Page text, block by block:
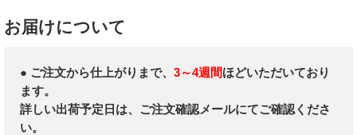
お届けについて
● ご注文から仕上がりまで、 3～4週間ほどいただいており
ます。
詳しい出荷予定日は、ご注文確認メールにてご確認くださ
い。